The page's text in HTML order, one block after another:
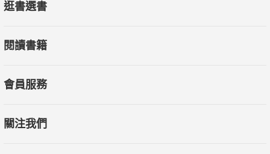
逛書選書
閱讀書籍
會員服務
關注我們